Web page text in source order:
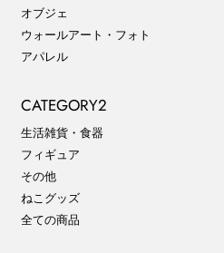
オブジェ
ウォールアート・フォト
アパレル
CATEGORY2
生活雑貨・食器
フィギュア
その他
ねこグッズ
全ての商品